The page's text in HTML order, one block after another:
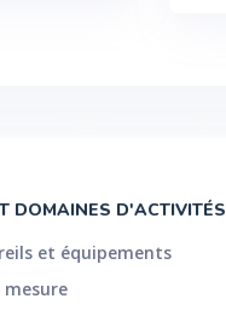
DOMAINES D'ACTIVITÉS
et équipements